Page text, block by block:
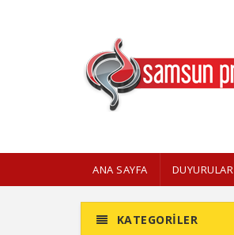
ANA SAYFA DUYURULAR
KATEGORILER